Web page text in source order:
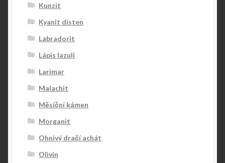
Kunzit
Kyanit disten
Labradorit
Lápis lazuli
Larimar
Malachit
Měsíční kámen
Morganit
Ohnivý dračí achát
Olivín